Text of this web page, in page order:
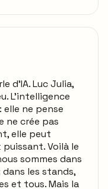
d’IA. Luc Julia,
L’intelligence
elle ne pense
ne crée pas
elle peut
Voilà le
sommes dans
les stands,
et tous. Mais la